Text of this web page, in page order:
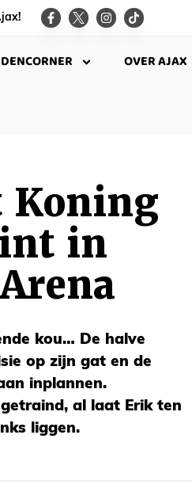
OVER AJAX
in
kou… De halve
op zijn gat en de
inplannen.
al laat Erik ten
liggen.